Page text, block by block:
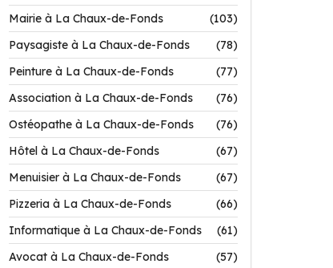
Mairie à La Chaux-de-Fonds
(103)
Paysagiste à La Chaux-de-Fonds
(78)
Peinture à La Chaux-de-Fonds
(77)
Association à La Chaux-de-Fonds
(76)
Ostéopathe à La Chaux-de-Fonds
(76)
Hôtel à La Chaux-de-Fonds
(67)
Menuisier à La Chaux-de-Fonds
(67)
Pizzeria à La Chaux-de-Fonds
(66)
Informatique à La Chaux-de-Fonds
(61)
Avocat à La Chaux-de-Fonds
(57)